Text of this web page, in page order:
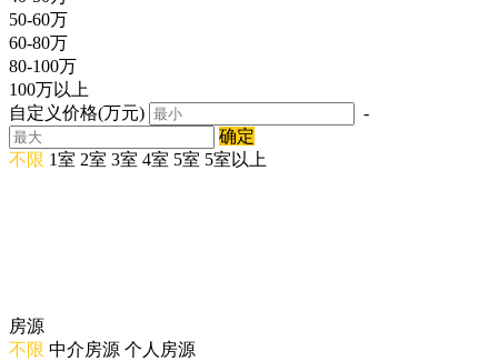
50-60万
60-80万
80-100万
100万以上
自定义价格(万元)
-
确定
不限 1室 2室 3室 4室 5室 5室以上
房源
不限 中介房源 个人房源